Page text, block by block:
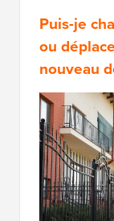
Puis-je
ou
nouveau